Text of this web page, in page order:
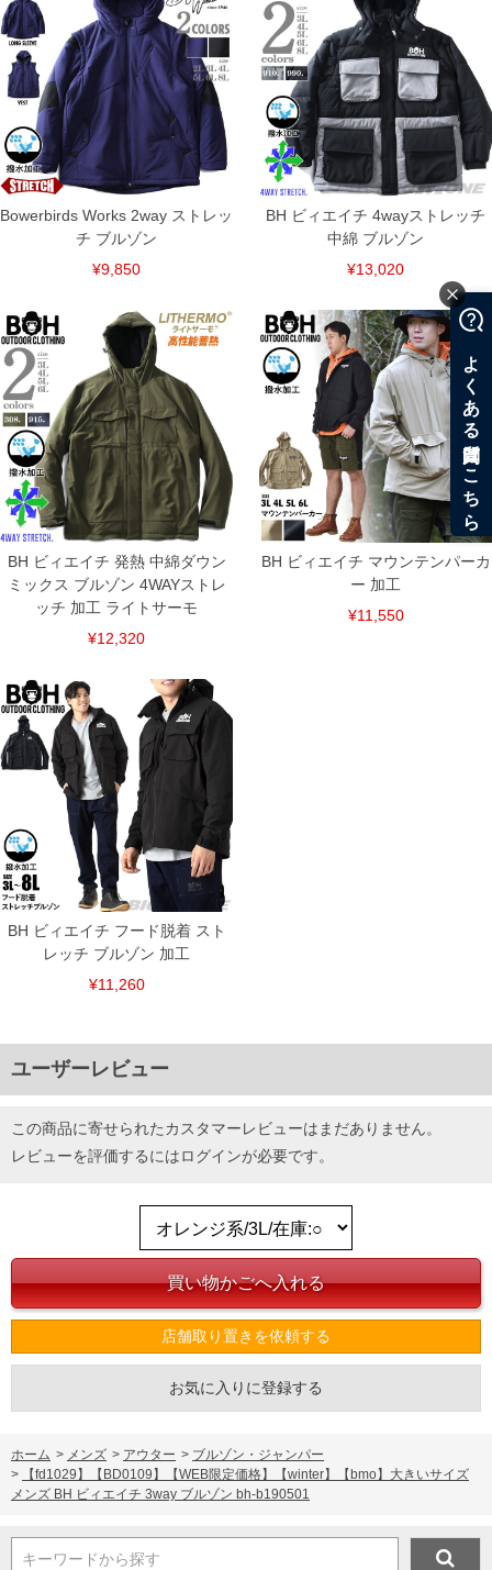
ご了承くださいませ。
※【ボトムの裾上げをご希望の場合】
裾上げ料金は500円+税となります。
備考欄に股下●cmとご記入下さい。（裾上げ無料対象商品は1本につき税込6,000円以
上の品が対象。1本5,999円以下の商品は有料（500円+税）となります。）
出荷まで約1週間～20日間程お時間を頂く場合がございます。
尚、裾上げした商品は返品・交換不可となりますので、予めご了承下さい。
一部、お直しに対応出来ない商品がございます。(例：裾にファスナーや調節ひもが付
いている、極端なデザインが施されている等)
※商品によって若干のサイズの誤差がございます。また、お客様がご使用の環境（コ
ンピュータ画面）によって、商品の色味が若干異なる場合がございます。予めご了承
※当店での掲載商品は、実店鋪と在庫を共用しておりますので店頭での売り違い、店
舗からのお取り寄せ等により、お客様にご迷惑をお掛けしてしまう場合がございま
す。そのようなことがない様最大限に努めておりますが、もしあった場合速やかにご
ITEM INTRODUCTION
Bowerbirds Works 2way ストレッ
チ ブルゾン
¥9,850
BH ビィエイチ 4wayストレッチ
中綿 ブルゾン
¥13,020
BH ビィエイチ 発熱 中綿ダウン
ミックス ブルゾン 4WAYストレ
ッチ 加工 ライトサーモ
¥12,320
BH ビィエイチ マウンテンパーカ
ー 加工
¥11,550
BH ビィエイチ フード脱着 スト
レッチ ブルゾン 加工
¥11,260
ユーザーレビュー
この商品に寄せられたカスタマーレビューはまだありません。
レビューを評価するにはログインが必要です。
店舗取り置きを依頼する
お気に入りに登録する
ホーム > メンズ > アウター > ブルゾン・ジャンパー
>
【fd1029】【BD0109】【WEB限定価格】【winter】【bmo】大きいサイズ
メンズ BH ビィエイチ 3way ブルゾン bh-b190501
キーワードから探す